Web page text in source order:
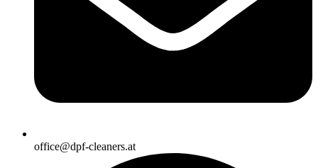
office@dpf-cleaners.at